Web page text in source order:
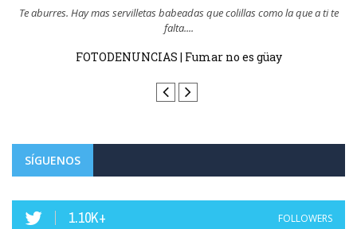
Te aburres. Hay mas servilletas babeadas que colillas como la que a ti te
falta....
FOTODENUNCIAS | Fumar no es güay
SÍGUENOS
1.10K+ FOLLOWERS